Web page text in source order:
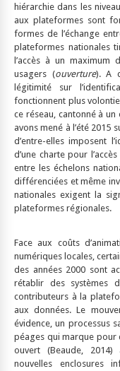
hiérarchie dans les
aux plateformes sont
formes de l’échange
plateformes nationales
l’accès à un
usagers (ouverture). A
légitimité sur
fonctionnent plus
ce réseau, cantonné à
avons mené à l’été 2015
d’entre-elles imposent
d’une charte pour
entre les échelons
différenciées et même
nationales exigent la
plateformes régionales.
Face aux coûts
numériques locales,
des années 2000 sont
rétablir des systèmes
contributeurs à la
aux données. Le
évidence, un processus
péages qui marque pour
ouvert (Beaude,
nouvelles enclosures